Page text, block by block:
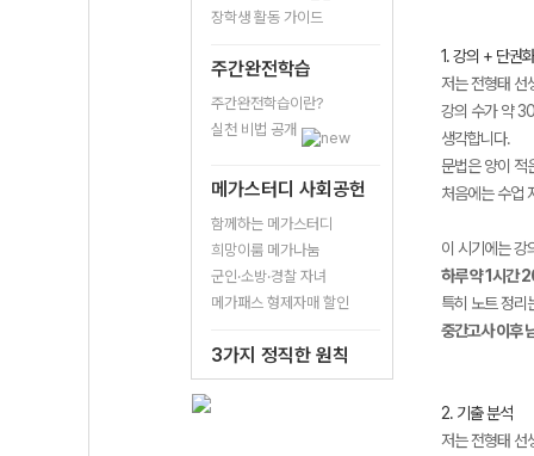
장학생 활동 가이드
주간완전학습
주간완전학습이란?
실천 비법 공개
메가스터디 사회공헌
함께하는 메가스터디
희망이룸 메가나눔
군인·소방·경찰 자녀
메가패스 형제자매 할인
3가지 정직한 원칙
1. 강의 + 단권화
저는 전형태 선
강의 수가 약
생각합니다.
문법은 양이 적
처음에는 수업
이 시기에는 강
하루 약 1시간
특히 노트 정리
중간고사 이후
2. 기출 분석
저는 전형태 선